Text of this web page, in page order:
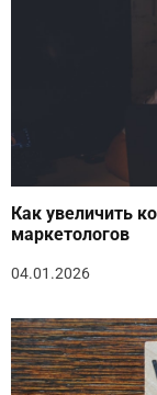
Как увеличить
маркетологов
04.01.2026